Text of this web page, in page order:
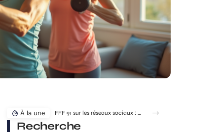
À la une FFF 91 sur les réseaux sociaux : où suivre l’actualité du district ?
Recherche